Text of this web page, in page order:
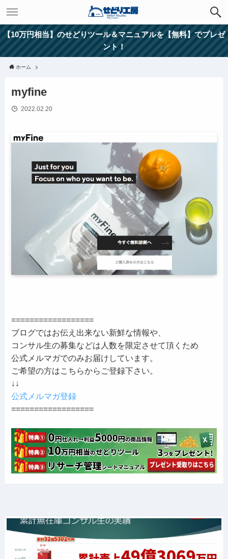
【10万円相当】のせどりツール＆マニュアルを【無料】でプレゼ
ント！
ホーム
myfine
2022.02.20
==================
ブログではお伝え出来ない新鮮な情報や、
コンサル生の募集などは人数を限定させて頂くため
公式メルマガでのみお届けしています。
ご希望の方はこちらからご登録下さい。
↓↓
公式メルマガ登録
==================